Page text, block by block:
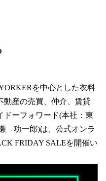
を中心とした衣料
動産の売買、仲介、賃貸
ドーフォワード(本社：東
功一郎)は、公式オンラ
FRIDAY SALEを開催い